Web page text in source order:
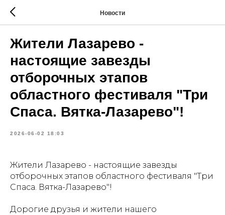
Новости
Жители Лазарево -
настоящие завезды
отборочных этапов
областного фестиваля "Три
Спаса. Вятка-Лазарево"!
2026-06-02 18:03
Жители Лазарево - настоящие завезды
отборочных этапов областного фестиваля "Три
Спаса. Вятка-Лазарево"!
Дорогие друзья и жители нашего